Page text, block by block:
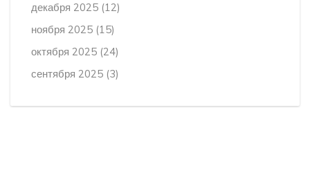
декабря 2025 (12)
ноября 2025 (15)
октября 2025 (24)
сентября 2025 (3)